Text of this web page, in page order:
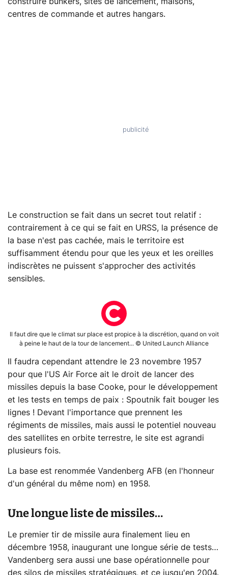
construire bunkers, sites de lancement, maisons,
centres de commande et autres hangars.
Le construction se fait dans un secret tout relatif :
contrairement à ce qui se fait en URSS, la présence de
la base n'est pas cachée, mais le territoire est
suffisamment étendu pour que les yeux et les oreilles
indiscrètes ne puissent s'approcher des activités
sensibles.
Il faut dire que le climat sur place est propice à la discrétion, quand on voit
à peine le haut de la tour de lancement... © United Launch Alliance
Il faudra cependant attendre le 23 novembre 1957
pour que l'US Air Force ait le droit de lancer des
missiles depuis la base Cooke, pour le développement
et les tests en temps de paix : Spoutnik fait bouger les
lignes ! Devant l'importance que prennent les
régiments de missiles, mais aussi le potentiel nouveau
des satellites en orbite terrestre, le site est agrandi
plusieurs fois.
La base est renommée Vandenberg AFB (en l'honneur
d'un général du même nom) en 1958.
Une longue liste de missiles…
Le premier tir de missile aura finalement lieu en
décembre 1958, inaugurant une longue série de tests…
Vandenberg sera aussi une base opérationnelle pour
des silos de missiles stratégiques, et ce jusqu'en 2004.